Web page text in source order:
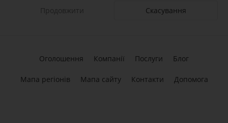
Скасування
Оголошення Компанії Послуги Блог
Мапа регіонів Мапа сайту Контакти Допомога